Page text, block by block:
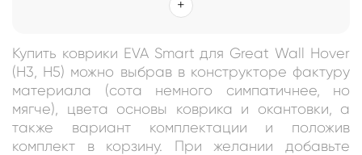
Купить коврики EVA Smart для Great Wall Hover
(H3, H5) можно выбрав в конструкторе фактуру
материала (сота немного симпатичнее, но
мягче), цвета основы коврика и окантовки, а
также вариант комплектации и положив
комплект в корзину. При желании добавьте